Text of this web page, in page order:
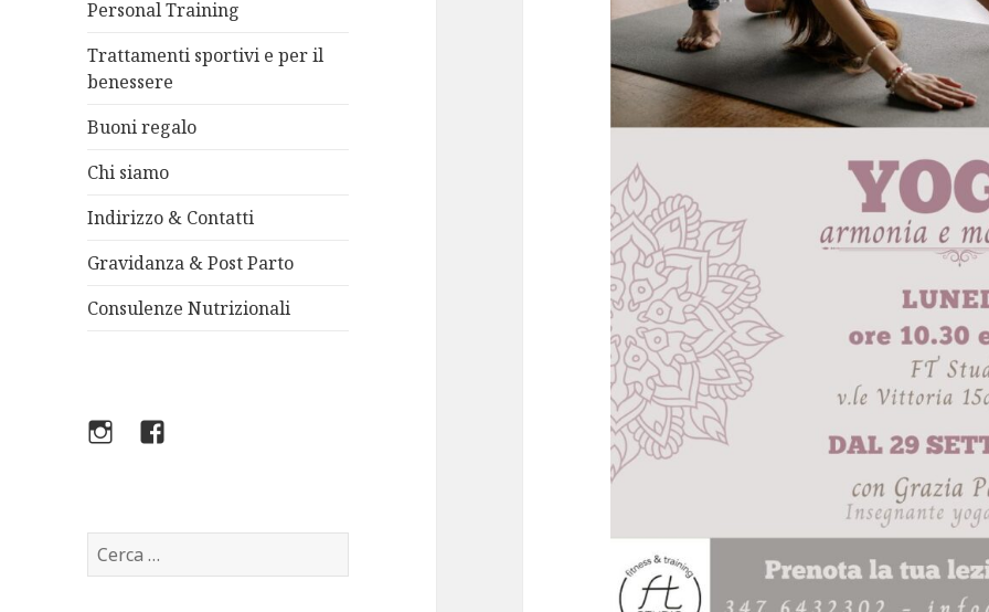
Personal Training
Trattamenti sportivi e per il
benessere
Buoni regalo
Chi siamo
Indirizzo & Contatti
Gravidanza & Post Parto
Consulenze Nutrizionali
InstagramFacebook
Ricerca
per: